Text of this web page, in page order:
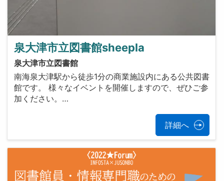
泉大津市立図書館sheepla
泉大津市立図書館
南海泉大津駅から徒歩1分の商業施設内にある公共図書
館です。 様々なイベントを開催しますので、ぜひご参
加ください。…
詳細へ